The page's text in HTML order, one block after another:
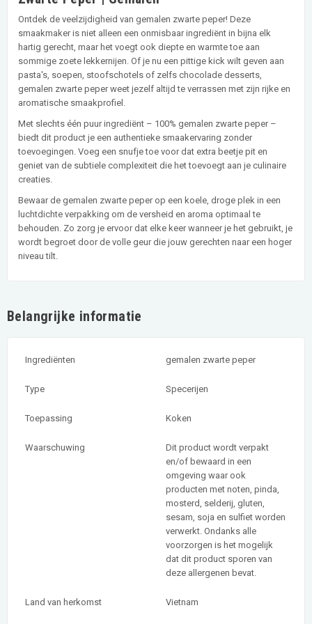
Ontdek de veelzijdigheid van gemalen zwarte peper! Deze
smaakmaker is niet alleen een onmisbaar ingrediënt in bijna elk
hartig gerecht, maar het voegt ook diepte en warmte toe aan
sommige zoete lekkernijen. Of je nu een pittige kick wilt geven aan
pasta's, soepen, stoofschotels of zelfs chocolade desserts,
gemalen zwarte peper weet jezelf altijd te verrassen met zijn rijke en
aromatische smaakprofiel.
Met slechts één puur ingrediënt – 100% gemalen zwarte peper –
biedt dit product je een authentieke smaakervaring zonder
toevoegingen. Voeg een snufje toe voor dat extra beetje pit en
geniet van de subtiele complexiteit die het toevoegt aan je culinaire
creaties.
Bewaar de gemalen zwarte peper op een koele, droge plek in een
luchtdichte verpakking om de versheid en aroma optimaal te
behouden. Zo zorg je ervoor dat elke keer wanneer je het gebruikt, je
wordt begroet door de volle geur die jouw gerechten naar een hoger
niveau tilt.
Belangrijke informatie
Ingrediënten gemalen zwarte peper
Type Specerijen
Toepassing Koken
Waarschuwing
Dit product wordt verpakt
en/of bewaard in een
omgeving waar ook
producten met noten, pinda,
mosterd, selderij, gluten,
sesam, soja en sulfiet worden
verwerkt. Ondanks alle
voorzorgen is het mogelijk
dat dit product sporen van
deze allergenen bevat.
Land van herkomst Vietnam